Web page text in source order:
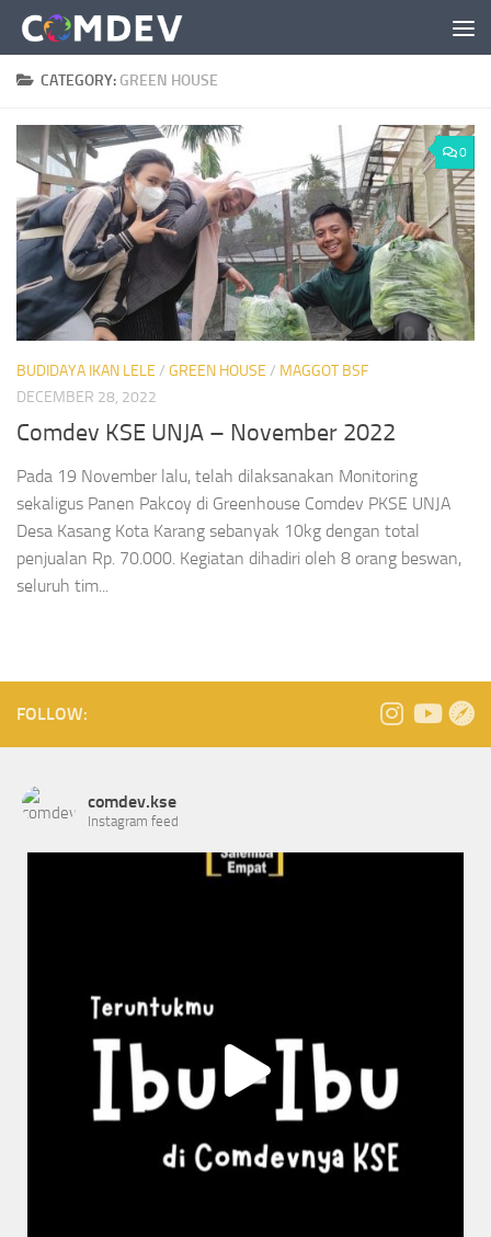
Skip to content
CATEGORY: GREEN HOUSE
0
BUDIDAYA IKAN LELE / GREEN HOUSE / MAGGOT BSF
DECEMBER 28, 2022
Comdev KSE UNJA – November 2022
Pada 19 November lalu, telah dilaksanakan Monitoring
sekaligus Panen Pakcoy di Greenhouse Comdev PKSE UNJA
Desa Kasang Kota Karang sebanyak 10kg dengan total
penjualan Rp. 70.000. Kegiatan dihadiri oleh 8 orang beswan,
seluruh tim...
FOLLOW:
comdev.kse
Instagram feed